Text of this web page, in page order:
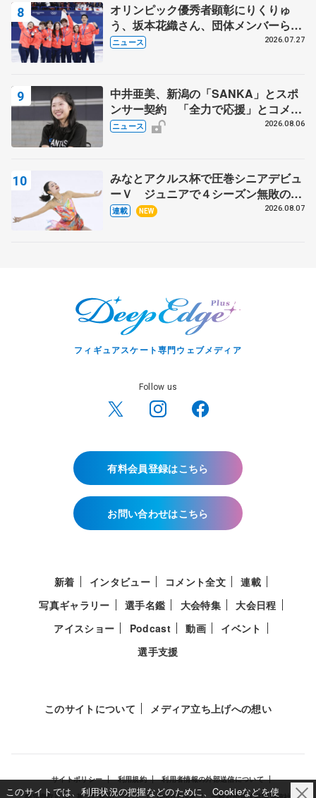
オリンピック優秀者顕彰にりくりゅ
う、坂本花織さん、団体メンバーら
8月7日に文科省が表彰式、ブルーノ・
ニュース 2026.07.27
中井亜美、新潟の「SANKA」とスポ
ンサー契約 「全力で応援」とコメン
ト
ニュース 2026.08.06
みなとアクルス杯で圧巻シニアデビュ
ーＶ ジュニアで４シーズン無敗の島
田麻央
連載 NEW 2026.08.07
フィギュアスケート専門ウェブメディア
Follow us
有料会員登録はこちら
お問い合わせはこちら
新着 インタビュー コメント全文
連載
写真ギャラリー
選手名鑑 大会特集
大会日程
アイスショー
Podcast 動画
イベント
選手支援
このサイトについて メディア立ち上げへの想い
サイトポリシー 利用規約
利用者情報の外部送信について
このサイトでは、利用状況の把握などのために、Cookieなどを使